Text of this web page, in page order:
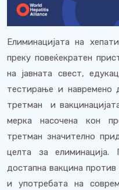
Елиминацијата на
преку повеќекратен
на јавната свест,
тестирање и навремено
третман
и
мерка насочена кон
третман значително
целта за
достапна вакцина
и употребата на